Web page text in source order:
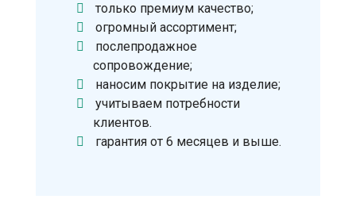
только премиум качество;
огромный ассортимент;
послепродажное
сопровождение;
наносим покрытие на изделие;
учитываем потребности
клиентов.
гарантия от 6 месяцев и выше.